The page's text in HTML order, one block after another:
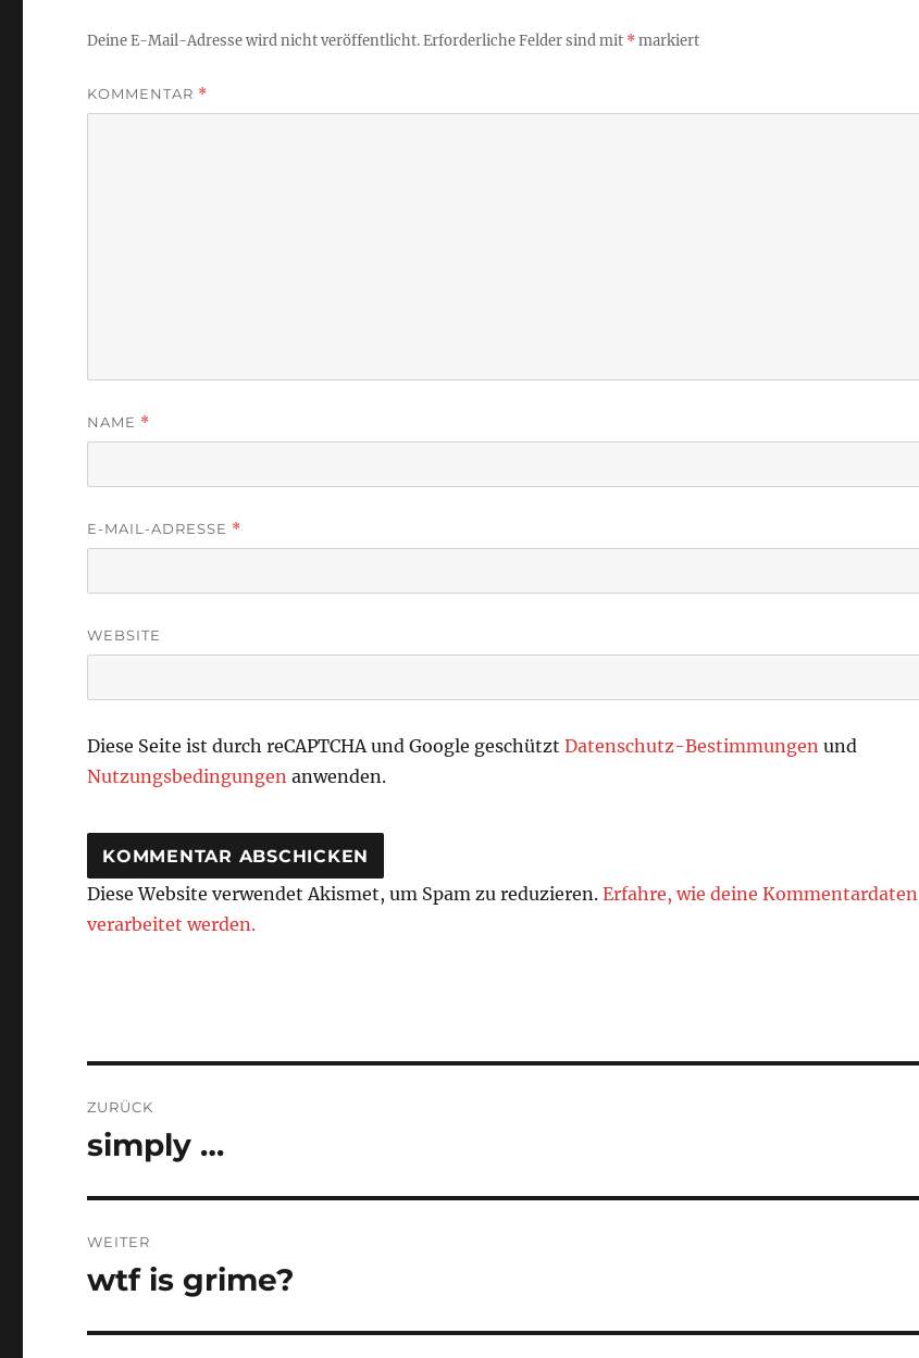
Deine E-Mail-Adresse wird nicht veröffentlicht.Erforderliche Felder sind mit *markiert
KOMMENTAR *
NAME *
E-MAIL-ADRESSE *
WEBSITE
Diese Seite ist durch reCAPTCHA und Google geschütztDatenschutz-Bestimmungen und
Nutzungsbedingungen anwenden.
Diese Website verwendet Akismet, um Spam zu reduzieren.Erfahre, wie deine Kommentardaten
verarbeitet werden.
ZURÜCK
Vorheriger
simply …
WEITER
Nächster
wtf is grime?